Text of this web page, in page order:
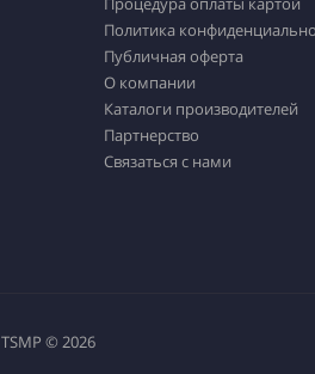
Политика
Публичная оферта
О компании
Каталоги производителей
Партнерство
Связаться с нами
TSMP © 2026